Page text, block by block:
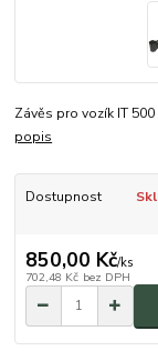
Závěs pro vozík IT
popis
Dostupnost
850,00 Kč/ks
702,48 Kč bez DPH